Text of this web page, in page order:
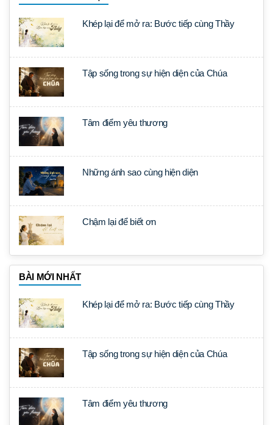
Khép lại để mở ra: Bước tiếp cùng Thầy
Tập sống trong sự hiện diện của Chúa
Tâm điểm yêu thương
Những ánh sao cùng hiện diện
Chậm lại để biết ơn
BÀI MỚI NHẤT
Khép lại để mở ra: Bước tiếp cùng Thầy
Tập sống trong sự hiện diện của Chúa
Tâm điểm yêu thương